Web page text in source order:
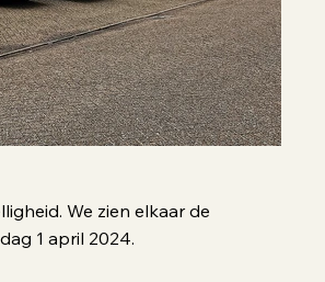
We zien elkaar de
1 april 2024.